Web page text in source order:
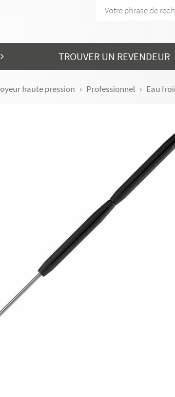
TROUVER UN REVENDEUR
haute pression Professionnel Eau